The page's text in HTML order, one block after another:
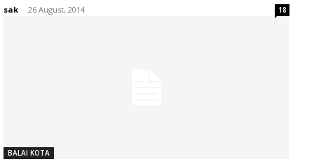
sak - 26 August, 2014 18
BALAI KOTA